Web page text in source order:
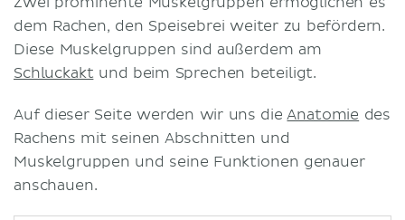
dem Rachen, den Speisebrei weiter zu befördern.
Diese Muskelgruppen sind außerdem am
Schluckakt und beim Sprechen beteiligt.
Auf dieser Seite werden wir uns dieAnatomie des
Rachens mit seinen Abschnitten und
Muskelgruppen und seine Funktionen genauer
anschauen.